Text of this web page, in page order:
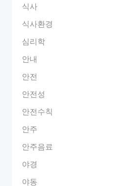
식사
식사환경
심리학
안내
안전
안전성
안전수칙
안주
안주음료
야경
야동